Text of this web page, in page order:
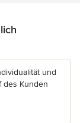
und
des Kunden